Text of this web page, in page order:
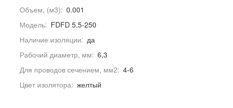
Объем, (м3): 0.001
Модель: FDFD 5,5-250
Наличие изоляции: да
Рабочий диаметр, мм: 6,3
Для проводов сечением, мм2: 4-6
Цвет изолятора: желтый